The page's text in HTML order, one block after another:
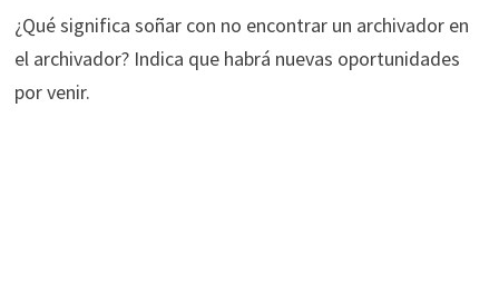
¿Qué significa soñar con no encontrar un archivador en
el archivador? Indica que habrá nuevas oportunidades
por venir.